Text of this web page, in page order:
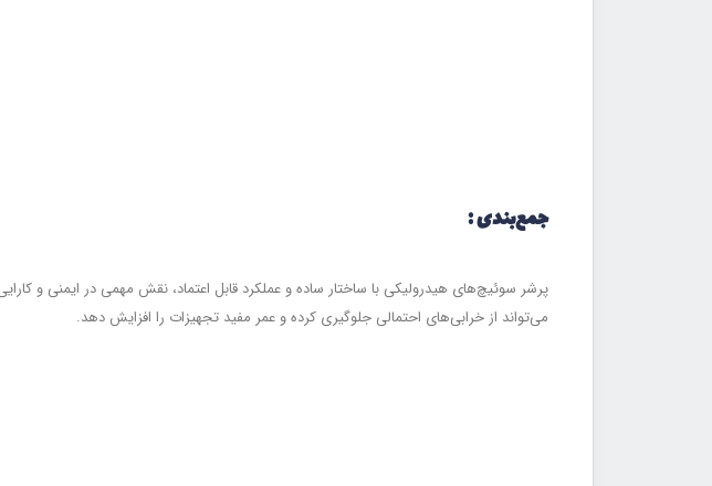
جمع‌بندی :
پرشر سوئیچ‌های هیدرولیکی با ساختار ساده و عملکرد قابل اعتماد، نقش مهمی در ایمنی و
می‌تواند از خرابی‌های احتمالی جلوگیری کرده و عمر مفید تجهیزات را افزایش دهد.